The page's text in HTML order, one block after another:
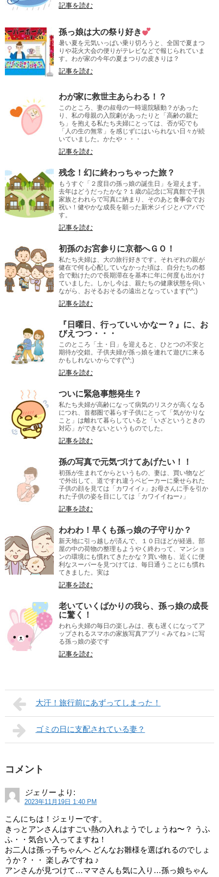
記事を読む
孫っ娘は大の祭り好き
暑い夏を元気いっぱい乗り切ろうと、全国で夏まつ
りや花火大会の便りがテレビなどで報じられていま
す。わが家の今年の夏まつりの皮きりは？
記事を読む
わが家に救世主あらわる！？
このところ、妻の叔母の一時退院騒動？があった
り、私の母親の入院劇があったりと「高齢の親た
ち」を抱える私たち夫婦にとっては、否が応でも
「人の生の無常」を感じずにはいられない日々が続
いていました。かたや・・・
記事を読む
残念！幻に終わっちゃった旅？
もうすぐ「２度目の孫っ娘の誕生日」を迎えます。
去年はどうだったかな？１歳の記念に写真館で子供
家族とわれらで写真に納まり、そのあと食事会でお
祝い！健やかな成長を願った新米ジイジとバアバで
す。
記事を読む
初孫のお宮参りに京都へＧＯ！
私たち夫婦は、大の旅行好きです。それぞれの親が
健在で何も心配していなかった頃は、自分たちの都
合で動けたので長期滞在を基本に年に何度も出かけ
ていました。しかし今は、親たちの健康状態を伺い
ながら、おそるおそるの遠出となっています(^^;)
記事を読む
『日曜日、行っていいかなー？』に、お
びえつつ・・・
このところ「土・日」を迎えると、ひとつの不安と
期待が交錯。子供夫婦が孫っ娘を連れて遊びに来る
かもしれないからです(^^;)
記事を読む
ついに緊急事態発生？
私たち夫婦が高齢になって病気のリスクが高くなる
につれ、首都圏で暮らす子供にとって「気がかりな
こと」は離れて暮らしていると「いざというときの
対応」ができないというものでした。
記事を読む
孫の写真で元気づけてあげたい！！
初孫が生まれてからというもの、妻は、買い物など
で外出して、道ですれ違うベビーカーに乗せられた
子供の顔を見ては「カワイイ♪」お母さんに手を引か
れた子供の姿を目にしては「カワイイねー♪」
記事を読む
わわわ！早くも孫っ娘の子守りか？
新天地に引っ越しが済んで、１０日ほどが経過。部
屋の中の荷物の整理もようやく終わって、マンショ
ンの環境にも慣れてきたかな？買い物も、近くに便
利なスーパーを見つけては、毎日通うことにも慣れ
てきました。実は
記事を読む
老いていくばかりの我ら、孫っ娘の成長
に驚く！
われら夫婦の毎日の楽しみは、夜も遅くになってア
ップされるスマホの家族写真アプリ＜みてね＞に写
る孫っ娘の姿です
記事を読む
大汗！旅行前にあずってしまった！
ゴミの日に支配されている妻？
コメント
ジェリー より:
2023年11月19日 1:40 PM
こんにちは！ジェリーです。
きっとアンさんはすごい熱の入れようでしょうね〜？ うふ
ふ・・気合い入ってますね！
お二人は孫っ子ちゃんへ どんなお雛様を選ばれるのでしょ
うか？・・ 楽しみですね ♪
アンさんが見つけて…ママさんも気に入り…孫っ娘ちゃん